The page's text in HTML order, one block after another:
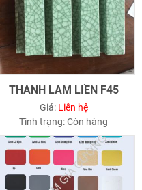
THANH LAM LIỀN F45
Giá: Liên hệ
Tình trạng:Còn hàng